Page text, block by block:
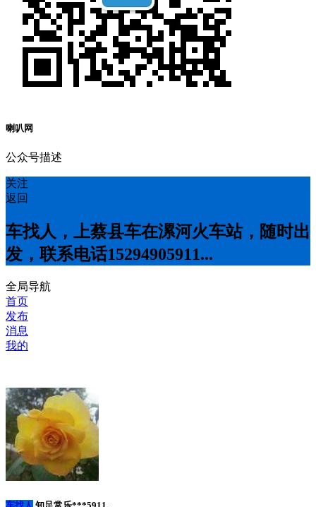
喇叭网
公众号描述
关注
返回
车找人，上蔡县车在漯河火车站，随时出
发，联系电话15294905911...
全局导航
首页
发布
消息
我的